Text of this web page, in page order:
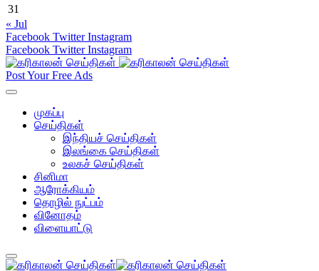
31
« Jul
Facebook Twitter Instagram
Facebook Twitter Instagram
Post Your Free Ads
முகப்பு
செய்திகள்
இந்தியச் செய்திகள்
இலங்கை செய்திகள்
உலகச் செய்திகள்
சினிமா
ஆரோக்கியம்
தொழில் நுட்பம்
வினோதம்
விளையாட்டு